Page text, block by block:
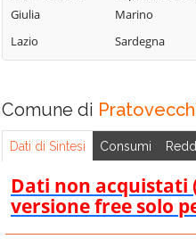
Giulia
Lazio
Marino
Sardegna
Comune di
Dati di Sintesi Consumi
Dati non acquistati
versione free solo